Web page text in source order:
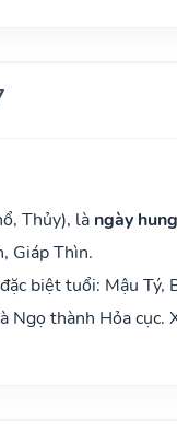
Thủy), là ngày hung
Giáp Thìn.
biệt tuổi: Mậu
Ngọ thành Hỏa